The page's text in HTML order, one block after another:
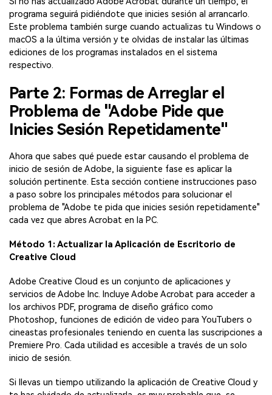
programa seguirá pidiéndote que inicies sesión al arrancarlo.
Este problema también surge cuando actualizas tu Windows o
macOS a la última versión y te olvidas de instalar las últimas
ediciones de los programas instalados en el sistema
respectivo.
Parte 2: Formas de Arreglar el
Problema de "Adobe Pide que
Inicies Sesión Repetidamente"
Ahora que sabes qué puede estar causando el problema de
inicio de sesión de Adobe, la siguiente fase es aplicar la
solución pertinente. Esta sección contiene instrucciones paso
a paso sobre los principales métodos para solucionar el
problema de "Adobe te pida que inicies sesión repetidamente"
cada vez que abres Acrobat en la PC.
Método 1: Actualizar la Aplicación de Escritorio de
Creative Cloud
Adobe Creative Cloud es un conjunto de aplicaciones y
servicios de Adobe Inc. Incluye Adobe Acrobat para acceder a
los archivos PDF, programa de diseño gráfico como
Photoshop, funciones de edición de video para YouTubers o
cineastas profesionales teniendo en cuenta las suscripciones a
Premiere Pro. Cada utilidad es accesible a través de un solo
inicio de sesión.
Si llevas un tiempo utilizando la aplicación de Creative Cloud y